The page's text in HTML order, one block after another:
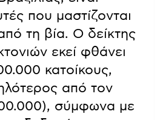
που μαστίζονται
τη βία. Ο δείκτης
εκεί φθάνει
κατοίκους,
από τον
σύμφωνα με